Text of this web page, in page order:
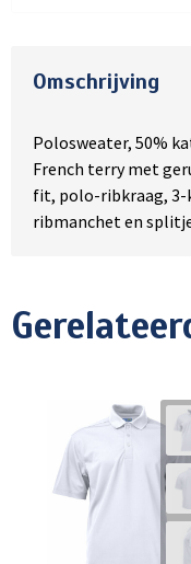
Omschrijving
Polosweater, 50%
French terry met
fit, polo-ribkraag,
ribmanchet en